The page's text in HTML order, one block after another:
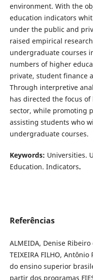
environment. With the
education indicators
under the public and
raised empirical
undergraduate courses
numbers of higher
private, student finance
Through interpretive
has directed the focus
sector, while promoting
assisting students who
undergraduate courses.
Keywords: Universities.
Education. Indicators.
Referências
ALMEIDA, Denise
TEIXEIRA FILHO,
do ensino superior
partir dos programas